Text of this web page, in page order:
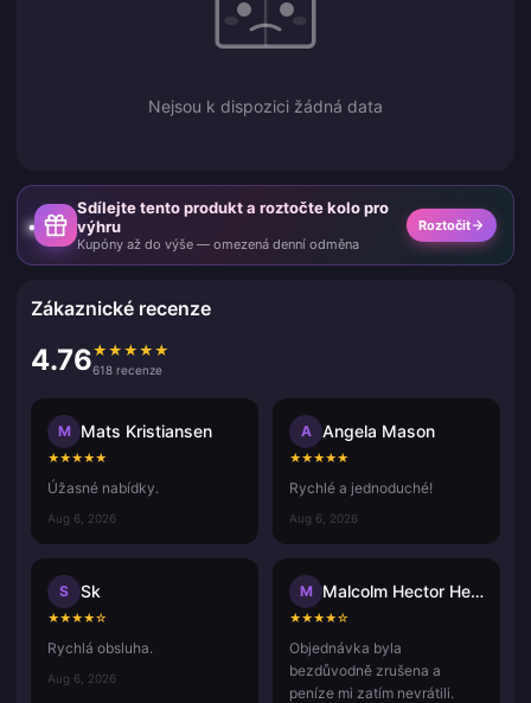
Nejsou k dispozici žádná data
Sdílejte tento produkt a roztočte kolo pro
výhru
Kupóny až do výše — omezená denní odměna
Roztočit
Zákaznické recenze
4.76★ ★ ★ ★ ★
618 recenze
M Mats Kristiansen
★★★★★
Úžasné nabídky.
Aug 6, 2026
A Angela Mason
★★★★★
Rychlé a jednoduché!
Aug 6, 2026
S Sk
★★★★☆
Rychlá obsluha.
Aug 6, 2026
M Malcolm Hector Herce
★★★★☆
Objednávka byla
bezdůvodně zrušena a
peníze mi zatím nevrátili.